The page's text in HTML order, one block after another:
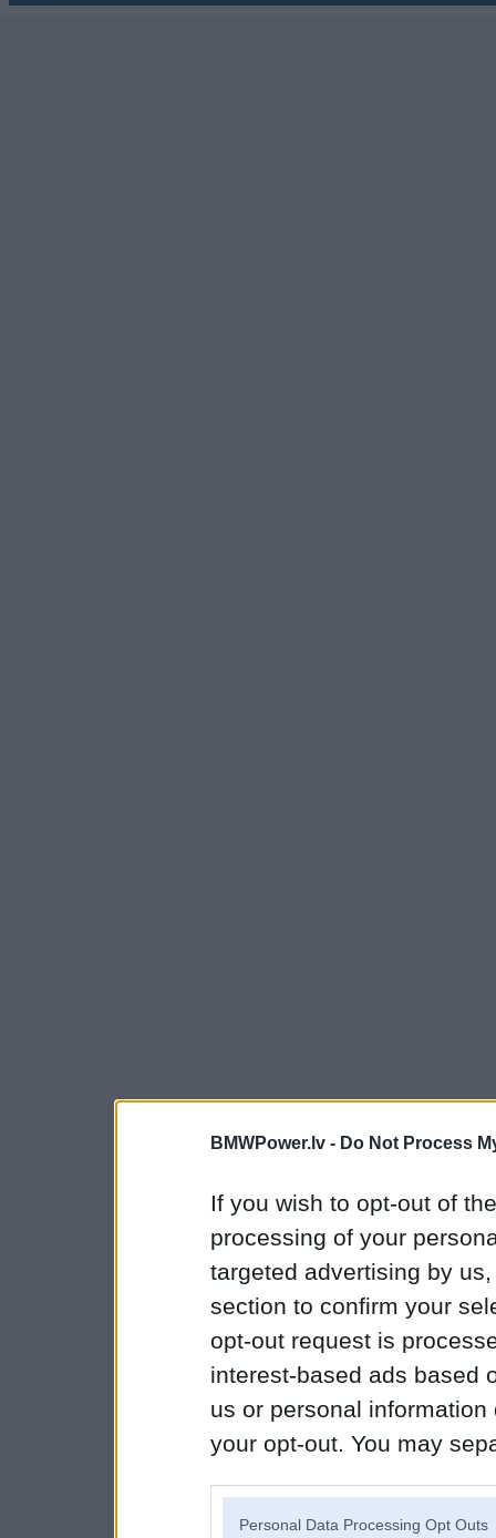
BMWPower.lv - Do Not Process
If you wish to opt-out of
processing of your
targeted advertising by
section to confirm your
opt-out request is
interest-based ads based
us or personal
your opt-out. You may
Personal Data Processing Opt Outs